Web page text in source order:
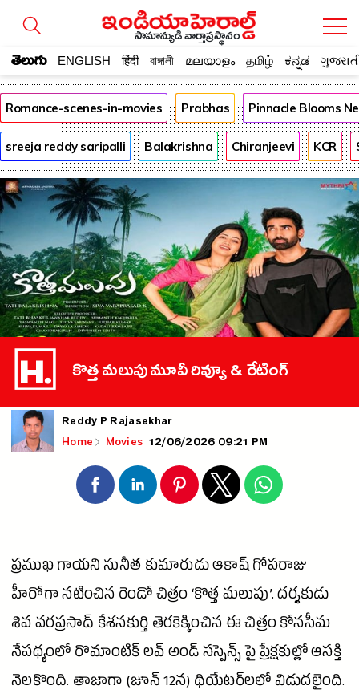
సామాన్యుడి వార్తాప్రస్థానం
తెలుగు ENGLISH हिंदी বাঙ্গালী മലയാളം தமிழ் ಕನ್ನಡ
Romance-scenes-in-movies Prabhas Pinnacle Blooms
sreeja reddy saripalli Balakrishna Chiranjeevi KCR
కొత్త మలుపు మూవీ రివ్యూ & రేటింగ్
Reddy P Rajasekhar
Home Movies 12/06/2026 09:21 PM
ప్రముఖగాయని సునీత కుమారుడుఆకాష్గోపరాజు
హీరోగా నటించిన‌ రెండో చిత్రం ‘కొత్త మలుపు’. దర్శకుడు
శివవరప్రసాద్ కేశనకుర్తి తెరకెక్కించిన ఈ చిత్రం కోనసీమ
నేపథ్యంలో రొమాంటిక్లవ్అండ్ సస్పెన్స్ పై ప్రేక్షకుల్లో ఆసక్తి
నెలకొంది. తాజాగా (జూన్ 12న) థియేట‌ర్‌ల‌లో విడుద‌లైంది.